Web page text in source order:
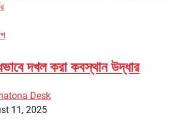
দখল করা কবস্থান উদ্ধার
Desk
11, 2025